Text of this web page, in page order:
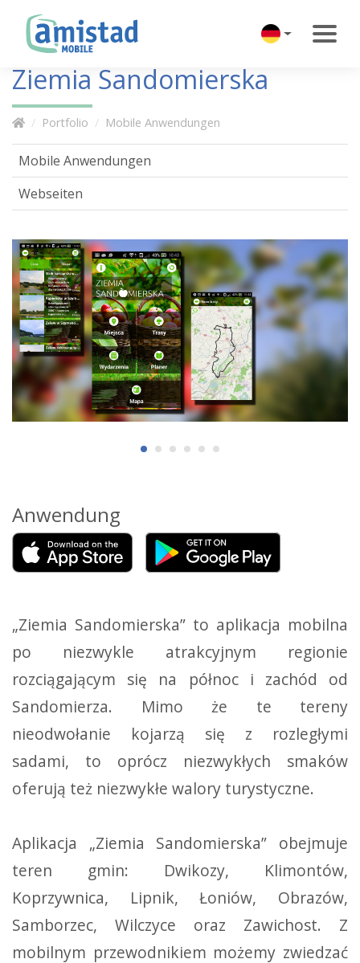
Ziemia Sandomierska
Portfolio Mobile Anwendungen
Anwendung
„Ziemia Sandomierska” to aplikacja mobilna
po niezwykle atrakcyjnym regionie
rozciągającym się na północ i zachód od
Sandomierza. Mimo że te tereny
nieodwołanie kojarzą się z rozległymi
sadami, to oprócz niezwykłych smaków
oferują też niezwykłe walory turystyczne.
Aplikacja „Ziemia Sandomierska” obejmuje
teren gmin: Dwikozy, Klimontów,
Koprzywnica, Lipnik, Łoniów, Obrazów,
Samborzec, Wilczyce oraz Zawichost. Z
mobilnym przewodnikiem możemy zwiedzać
Mobile Anwendungen
Webseiten